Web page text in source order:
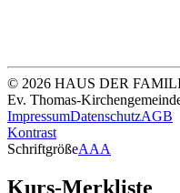
© 2026 HAUS DER
Ev. Thomas-
ImpressumDatenschutzAGB
Kontrast
SchriftgrößeAAA
Kurs-Merkliste